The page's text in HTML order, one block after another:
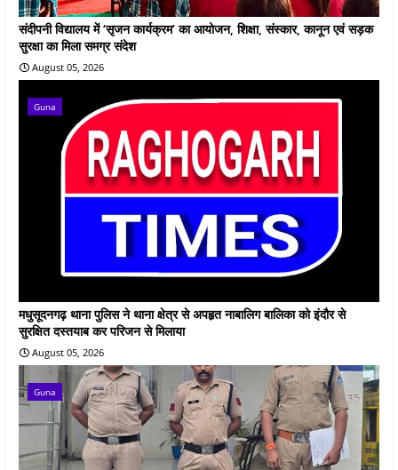
संदीपनी विद्यालय में ‘सृजन कार्यक्रम’ का आयोजन, शिक्षा, संस्कार, कानून एवं सड़क
सुरक्षा का मिला समग्र संदेश
August 05, 2026
Guna
मधुसूदनगढ़ थाना पुलिस ने थाना क्षेत्र से अपहृत नाबालिग बालिका को इंदौर से
सुरक्षित दस्तयाब कर परिजन से मिलाया
August 05, 2026
Guna